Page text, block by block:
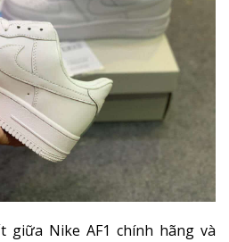
giữa Nike AF1 chính hãng và